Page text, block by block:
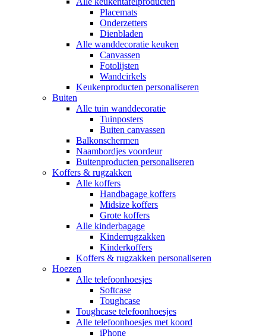
Placemats
Onderzetters
Dienbladen
Alle wanddecoratie keuken
Canvassen
Fotolijsten
Wandcirkels
Keukenproducten personaliseren
Buiten
Alle tuin wanddecoratie
Tuinposters
Buiten canvassen
Balkonschermen
Naambordjes voordeur
Buitenproducten personaliseren
Koffers & rugzakken
Alle koffers
Handbagage koffers
Midsize koffers
Grote koffers
Alle kinderbagage
Kinderrugzakken
Kinderkoffers
Koffers & rugzakken personaliseren
Hoezen
Alle telefoonhoesjes
Softcase
Toughcase
Toughcase telefoonhoesjes
Alle telefoonhoesjes met koord
iPhone